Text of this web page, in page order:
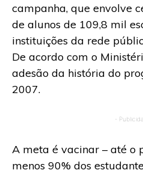
campanha, que envolve
de alunos de 109,8 mil
instituições da rede
De acordo com o
adesão da história do
2007.
-
A meta é vacinar – até o
menos 90% dos